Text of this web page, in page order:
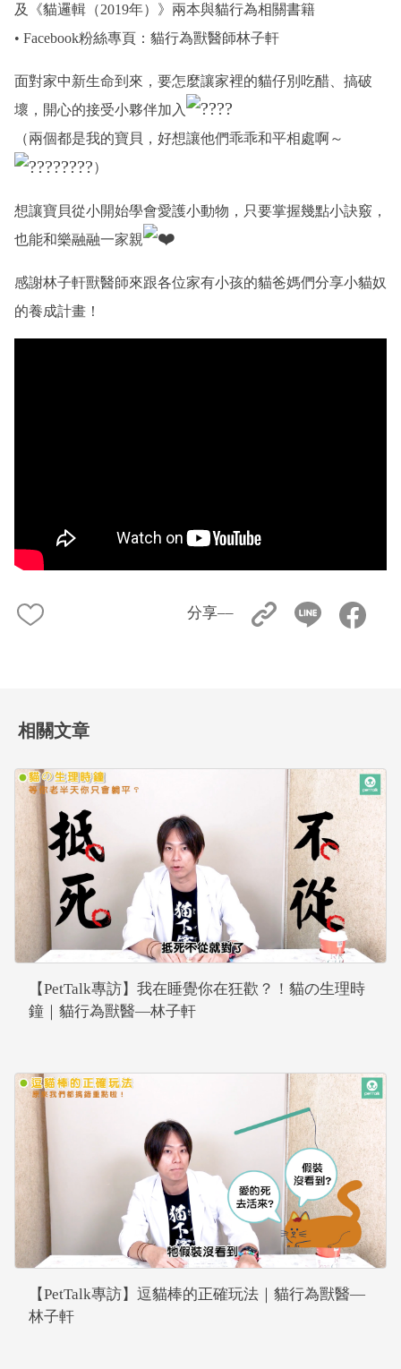
及《貓邏輯（2019年）》兩本與貓行為相關書籍
• Facebook粉絲專頁： 貓行為獸醫師林子軒
面對家中新生命到來，要怎麼讓家裡的貓仔別吃醋、搞破
壞，開心的接受小夥伴加入
（兩個都是我的寶貝，好想讓他們乖乖和平相處啊～
）
想讓寶貝從小開始學會愛護小動物，只要掌握幾點小訣竅，
也能和樂融融一家親
感謝林子軒獸醫師來跟各位家有小孩的貓爸媽們分享小貓奴
的養成計畫！
分享––
相關文章
【PetTalk專訪】我在睡覺你在狂歡？！貓の生理時
鐘｜貓行為獸醫—林子軒
【PetTalk專訪】逗貓棒的正確玩法｜貓行為獸醫—
林子軒